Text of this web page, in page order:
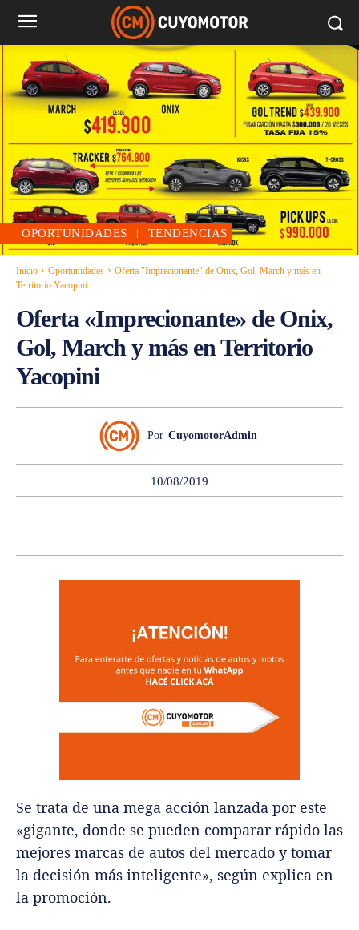
OPORTUNIDADES TENDENCIAS
Inicio Oportunidades
Oferta "Imprecionante" de Onix, Gol, March y más en
Territorio Yacopini
Oferta «Imprecionante» de Onix,
Gol, March y más en Territorio
Yacopini
Por CuyomotorAdmin
10/08/2019
Se trata de una mega acción lanzada por este
«gigante, donde se pueden comparar rápido las
mejores marcas de autos del mercado y tomar
la decisión más inteligente», según explica en
la promoción.